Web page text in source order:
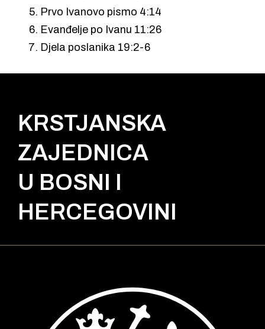
Prvo Ivanovo pismo 4:14
Evanđelje po Ivanu 11:26
Djela poslanika 19:2-6
KRSTJANSKA
ZAJEDNICA
U BOSNI I
HERCEGOVINI